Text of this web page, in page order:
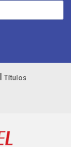
Títulos